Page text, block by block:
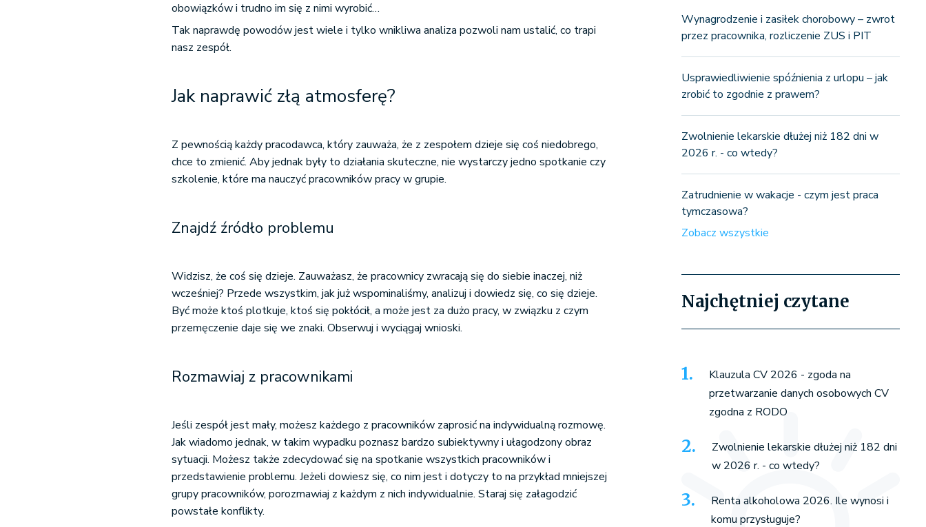
obowiązków i trudno im się z nimi wyrobić…
Tak naprawdę powodów jest wiele i tylko wnikliwa analiza pozwoli nam ustalić, co trapi
nasz zespół.
Jak naprawić złą atmosferę?
Z pewnością każdy pracodawca, który zauważa, że z zespołem dzieje się coś niedobrego,
chce to zmienić. Aby jednak były to działania skuteczne, nie wystarczy jedno spotkanie czy
szkolenie, które ma nauczyć pracowników pracy w grupie.
Znajdź źródło problemu
Widzisz, że coś się dzieje. Zauważasz, że pracownicy zwracają się do siebie inaczej, niż
wcześniej? Przede wszystkim, jak już wspominaliśmy, analizuj i dowiedz się, co się dzieje.
Być może ktoś plotkuje, ktoś się pokłócił, a może jest za dużo pracy, w związku z czym
przemęczenie daje się we znaki. Obserwuj i wyciągaj wnioski.
Rozmawiaj z pracownikami
Jeśli zespół jest mały, możesz każdego z pracowników zaprosić na indywidualną rozmowę.
Jak wiadomo jednak, w takim wypadku poznasz bardzo subiektywny i ułagodzony obraz
sytuacji. Możesz także zdecydować się na spotkanie wszystkich pracowników i
przedstawienie problemu. Jeżeli dowiesz się, co nim jest i dotyczy to na przykład mniejszej
grupy pracowników, porozmawiaj z każdym z nich indywidualnie. Staraj się załagodzić
powstałe konflikty.
Wynagrodzenie i zasiłek chorobowy – zwrot
przez pracownika, rozliczenie ZUS i PIT
Usprawiedliwienie spóźnienia z urlopu – jak
zrobić to zgodnie z prawem?
Zwolnienie lekarskie dłużej niż 182 dni w
2026 r. - co wtedy?
Zatrudnienie w wakacje - czym jest praca
tymczasowa?
Zobacz wszystkie
Najchętniej czytane
Klauzula CV 2026 - zgoda na
przetwarzanie danych osobowych CV
zgodna z RODO
Zwolnienie lekarskie dłużej niż 182 dni
w 2026 r. - co wtedy?
Renta alkoholowa 2026. Ile wynosi i
komu przysługuje?